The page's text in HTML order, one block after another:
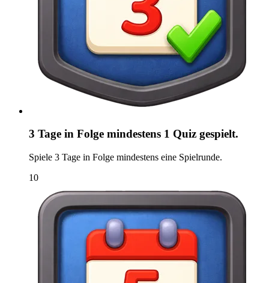
3 Tage in Folge mindestens 1 Quiz gespielt.
Spiele 3 Tage in Folge mindestens eine Spielrunde.
10